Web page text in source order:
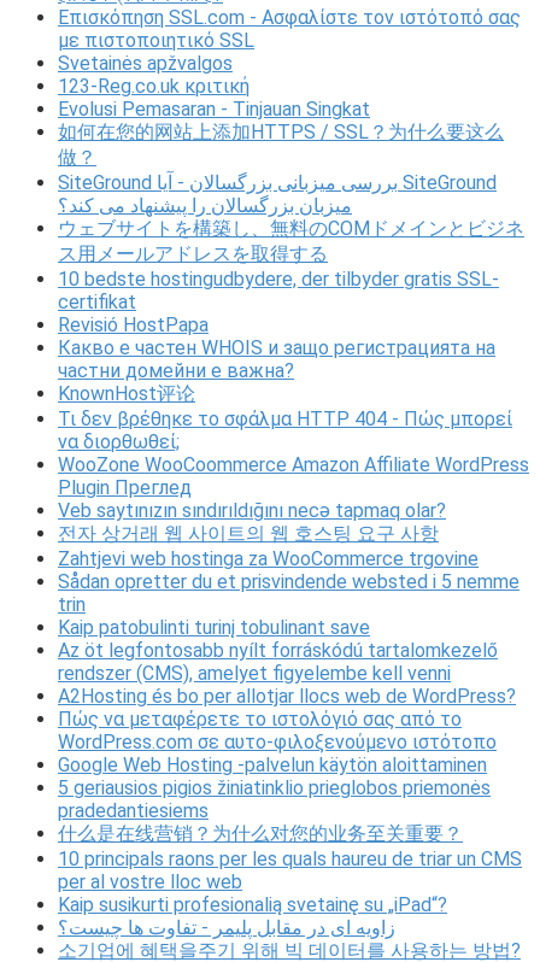
Επισκόπηση SSL.com - Ασφαλίστε τον ιστότοπό σας
με πιστοποιητικό SSL
Svetainės apžvalgos
123-Reg.co.uk κριτική
Evolusi Pemasaran - Tinjauan Singkat
如何在您的网站上添加HTTPS / SSL？为什么要这么
做？
SiteGround بررسی میزبانی بزرگسالان - آیا SiteGround
میزبان بزرگسالان را پیشنهاد می کند؟
ウェブサイトを構築し、無料のCOMドメインとビジネ
ス用メールアドレスを取得する
10 bedste hostingudbydere, der tilbyder gratis SSL-
certifikat
Revisió HostPapa
Какво е частен WHOIS и защо регистрацията на
частни домейни е важна?
KnownHost评论
Τι δεν βρέθηκε το σφάλμα HTTP 404 - Πώς μπορεί
να διορθωθεί;
WooZone WooCoommerce Amazon Affiliate WordPress
Plugin Преглед
Veb saytınızın sındırıldığını necə tapmaq olar?
전자 상거래 웹 사이트의 웹 호스팅 요구 사항
Zahtjevi web hostinga za WooCommerce trgovine
Sådan opretter du et prisvindende websted i 5 nemme
trin
Kaip patobulinti turinį tobulinant save
Az öt legfontosabb nyílt forráskódú tartalomkezelő
rendszer (CMS), amelyet figyelembe kell venni
A2Hosting és bo per allotjar llocs web de WordPress?
Πώς να μεταφέρετε το ιστολόγιό σας από το
WordPress.com σε αυτο-φιλοξενούμενο ιστότοπο
Google Web Hosting -palvelun käytön aloittaminen
5 geriausios pigios žiniatinklio prieglobos priemonės
pradedantiesiems
什么是在线营销？为什么对您的业务至关重要？
10 principals raons per les quals haureu de triar un CMS
per al vostre lloc web
Kaip susikurti profesionalią svetainę su „iPad“?
زاویه ای در مقابل پلیمر - تفاوت ها چیست؟
소기업에 혜택을주기 위해 빅 데이터를 사용하는 방법?